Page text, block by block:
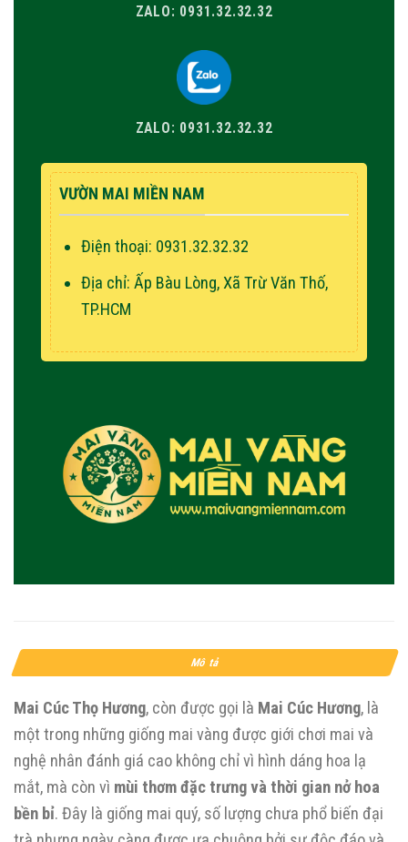
ZALO: 0931.32.32.32
ZALO: 0931.32.32.32
VƯỜN MAI MIỀN NAM
Điện thoại: 0931.32.32.32
Địa chỉ: Ấp Bàu Lòng, Xã Trừ Văn Thố,
TP.HCM
Mô tả
Mai Cúc Thọ Hương, còn được gọi là Mai Cúc Hương, là
một trong những giống mai vàng được giới chơi mai và
nghệ nhân đánh giá cao không chỉ vì hình dáng hoa lạ
mắt, mà còn vì mùi thơm đặc trưng và thời gian nở hoa
bền bỉ. Đây là giống mai quý, số lượng chưa phổ biến đại